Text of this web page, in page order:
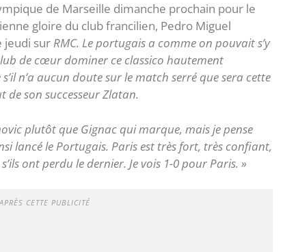
de Marseille dimanche prochain pour le
gloire du club francilien, Pedro Miguel
jeudi sur RMC. Le portugais a comme on pouvait s’y
de cœur dominer ce classico hautement
n’a aucun doute sur le match serré que sera cette
de son successeur Zlatan.
plutôt que Gignac qui marque, mais je pense
lancé le Portugais. Paris est très fort, très confiant,
ont perdu le dernier. Je vois 1-0 pour Paris. »
CETTE PUBLICITÉ